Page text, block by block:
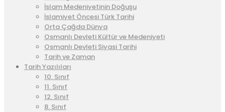
İslam Medeniyetinin Doğuşu
İslamiyet Öncesi Türk Tarihi
Orta Çağda Dünya
Osmanlı Devleti Kültür ve Medeniyeti
Osmanlı Devleti Siyasi Tarihi
Tarih ve Zaman
Tarih Yazılıları
10. Sınıf
11. Sınıf
12. Sınıf
8. Sınıf